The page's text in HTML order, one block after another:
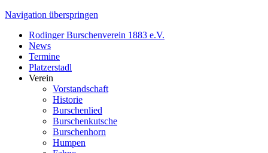
Navigation überspringen
Rodinger Burschenverein 1883 e.V.
News
Termine
Platzerstadl
Verein
Vorstandschaft
Historie
Burschenlied
Burschenkutsche
Burschenhorn
Humpen